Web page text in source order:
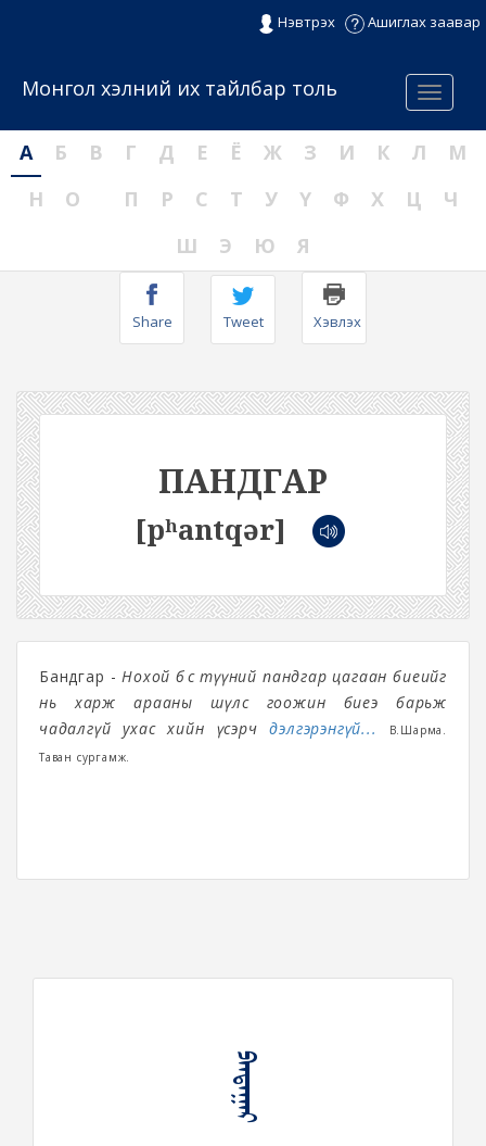
Нэвтрэх Ашиглах заавар
Menu
Монгол хэлний их тайлбар толь
А Б В Г Д Е Ё Ж З И К Л
М
Н
О П Р С Т У Ү Ф Х Ц
Ч
Ш
Э Ю Я
Share Tweet Хэвлэх
ПАНДГАР
[pʰantqər]
Бандгар -Нохой бөөс түүний пандгар цагаан биеийг
нь харж арааны шүлс гоожин биеэ барьж
чадалгүй ухас хийн үсэрчдэлгэрэнгүй...
В.Шарма.
Таван сургамж.
ᠫᠠᠨᠳᠠᠭᠠᠷ